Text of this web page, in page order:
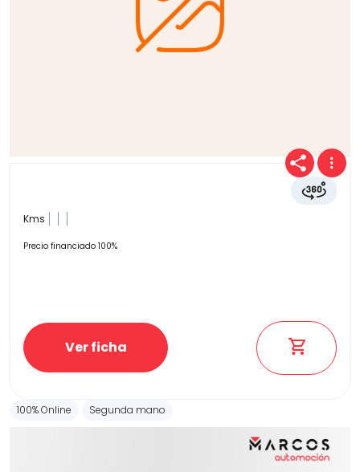
Kms
Precio financiado 100%
Ver ficha
100% Online Segunda mano